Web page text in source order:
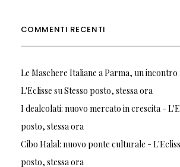
COMMENTI RECENTI
Le Maschere Italiane a Parma, un
L'Eclisse suStesso posto, stessa ora
I dealcolati: nuovo mercato in crescita -
posto, stessa ora
Cibo Halal: nuovo ponte culturale -
posto, stessa ora